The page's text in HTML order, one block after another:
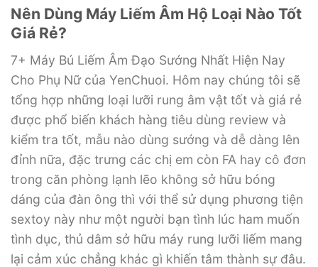
Nên Dùng Máy Liếm Âm Hộ Loại Nào Tốt
Giá Rẻ?
7+ Máy Bú Liếm Âm Đạo Sướng Nhất Hiện Nay
Cho Phụ Nữ của YenChuoi. Hôm nay chúng tôi sẽ
tổng hợp những loại lưỡi rung âm vật tốt và giá rẻ
được phổ biến khách hàng tiêu dùng review và
kiểm tra tốt, mẫu nào dùng sướng và dễ dàng lên
đỉnh nữa, đặc trưng các chị em còn FA hay cô đơn
trong căn phòng lạnh lẽo không sở hữu bóng
dáng của đàn ông thì với thể sử dụng phương tiện
sextoy này như một người bạn tình lúc ham muốn
tình dục, thủ dâm sở hữu máy rung lưỡi liếm mang
lại cảm xúc chẳng khác gì khiến tâm thành sự đâu.